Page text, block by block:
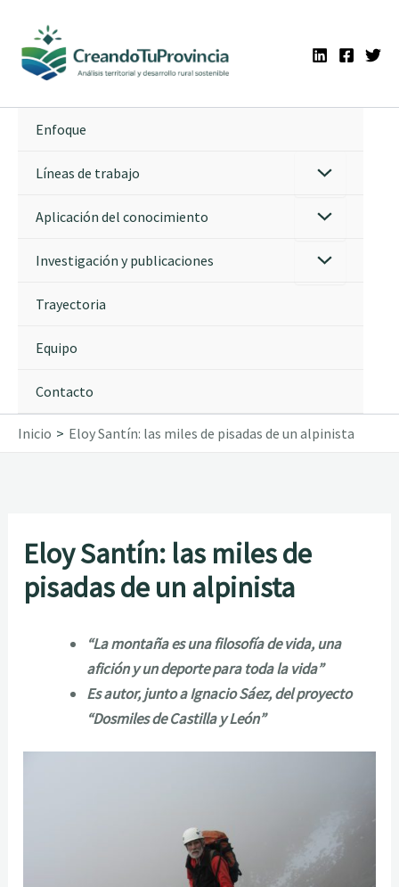
contenido
Enfoque
Líneas de trabajo
Aplicación del conocimiento
Investigación y publicaciones
Trayectoria
Equipo
Contacto
Inicio Eloy Santín: las miles de pisadas de un alpinista
Eloy Santín: las miles de
pisadas de un alpinista
“La montaña es una filosofía de vida, una
afición y un deporte para toda la vida”
Es autor, junto a Ignacio Sáez, del proyecto
“Dosmiles de Castilla y León”